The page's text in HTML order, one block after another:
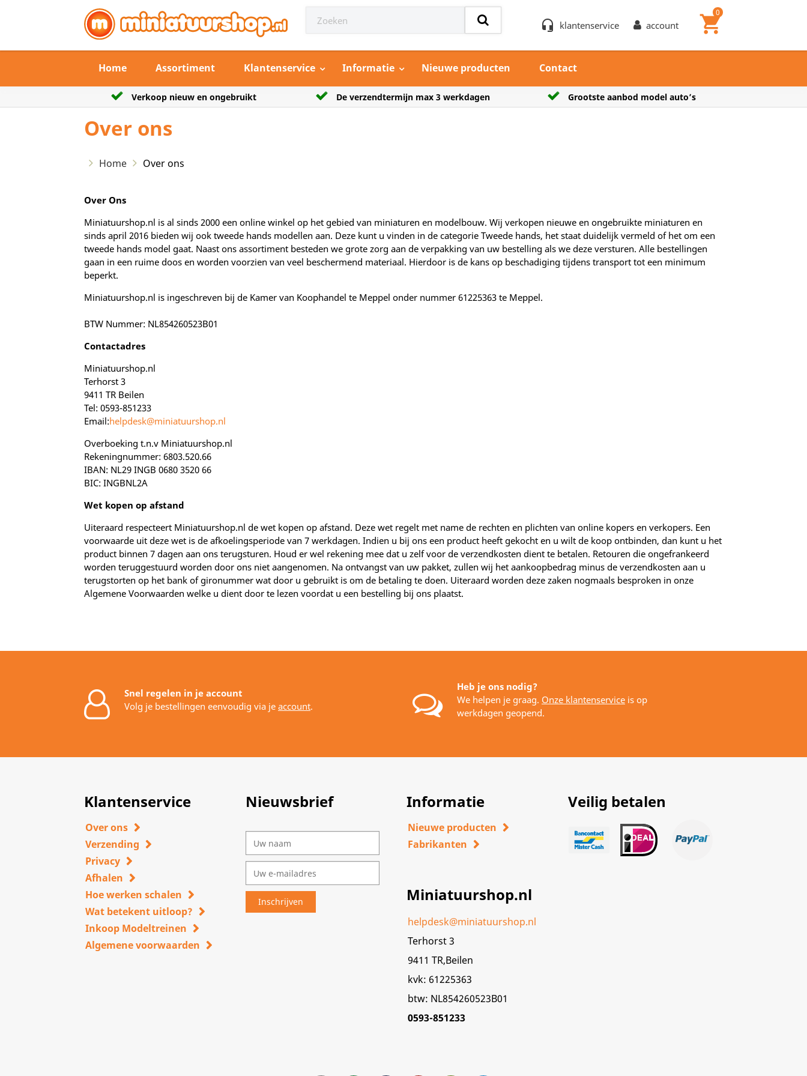
headset_mic klantenservice account shopping_cart
0
Home Assortiment Klantenservice Informatie Nieuwe producten Contact
De verzendtermijn max 3 werkdagen Grootste aanbod model auto’s Verzendkosten € 7,25
Over ons
Home Over ons
Over Ons
Miniatuurshop.nl is al sinds 2000 een online winkel op het gebied van miniaturen en modelbouw. Wij verkopen nieuwe en ongebruikte miniaturen en
sinds april 2016 bieden wij ook tweede hands modellen aan. Deze kunt u vinden in de categorie Tweede hands, het staat duidelijk vermeld of het om een
tweede hands model gaat. Naast ons assortiment besteden we grote zorg aan de verpakking van uw bestelling als we deze versturen. Alle bestellingen
gaan in een ruime doos en worden voorzien van veel beschermend materiaal. Hierdoor is de kans op beschadiging tijdens transport tot een minimum
beperkt.
Miniatuurshop.nl is ingeschreven bij de Kamer van Koophandel te Meppel onder nummer 61225363 te Meppel.
BTW Nummer: NL854260523B01
Contactadres
Miniatuurshop.nl
Terhorst 3
9411 TR Beilen
Tel: 0593-851233
Email:helpdesk@miniatuurshop.nl
Overboeking t.n.v Miniatuurshop.nl
Rekeningnummer: 6803.520.66
IBAN: NL29 INGB 0680 3520 66
BIC: INGBNL2A
Wet kopen op afstand
Uiteraard respecteert Miniatuurshop.nl de wet kopen op afstand. Deze wet regelt met name de rechten en plichten van online kopers en verkopers. Een
voorwaarde uit deze wet is de afkoelingsperiode van 7 werkdagen. Indien u bij ons een product heeft gekocht en u wilt de koop ontbinden, dan kunt u het
product binnen 7 dagen aan ons terugsturen. Houd er wel rekening mee dat u zelf voor de verzendkosten dient te betalen. Retouren die ongefrankeerd
worden teruggestuurd worden door ons niet aangenomen. Na ontvangst van uw pakket, zullen wij het aankoopbedrag minus de verzendkosten aan u
terugstorten op het bank of gironummer wat door u gebruikt is om de betaling te doen. Uiteraard worden deze zaken nogmaals besproken in onze
Algemene Voorwaarden welke u dient door te lezen voordat u een bestelling bij ons plaatst.
Snel regelen in je account
Volg je bestellingen eenvoudig via je account.
Heb je ons nodig?
We helpen je graag. Onze klantenservice is op
werkdagen geopend.
Klantenservice
Over ons
Verzending
Privacy
Afhalen
Hoe werken schalen
Wat betekent uitloop?
Inkoop Modeltreinen
Algemene voorwaarden
Nieuwsbrief Informatie
Nieuwe producten
Fabrikanten
Miniatuurshop.nl
helpdesk@miniatuurshop.nl
Terhorst 3
9411 TR,Beilen
kvk: 61225363
btw: NL854260523B01
0593-851233
Veilig betalen